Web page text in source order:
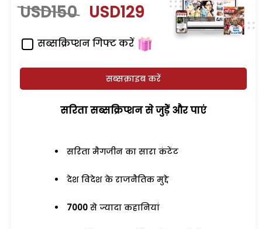
USD150 USD129
सब्सक्रिप्शन गिफ्ट करें
सब्सक्राइब करें
सरिता सब्सक्रिप्शन से जुड़ेें और पाएं
सरिता मैगजीन का सारा कंटेंट
देश विदेश के राजनैतिक मुद्दे
7000 से ज्यादा कहानियां